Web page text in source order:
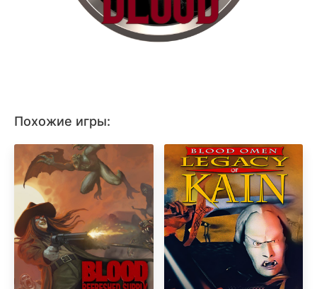
Похожие игры: